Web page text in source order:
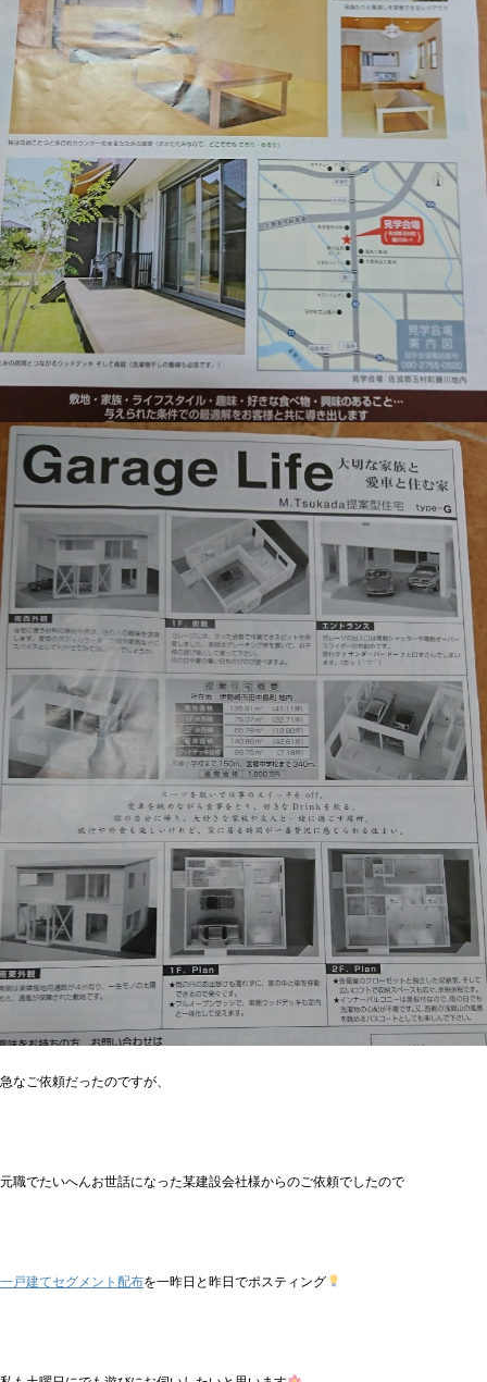
急なご依頼だったのですが、
元職でたいへんお世話になった某建設会社様からのご依頼でしたので
一戸建てセグメント配布を一昨日と昨日でポスティング